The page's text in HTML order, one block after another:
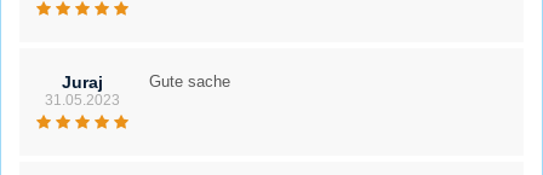
Juraj
31.05.2023
Gute sache